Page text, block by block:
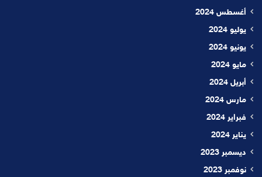
أغسطس 2024
يوليو 2024
يونيو 2024
مايو 2024
أبريل 2024
مارس 2024
فبراير 2024
يناير 2024
ديسمبر 2023
نوفمبر 2023